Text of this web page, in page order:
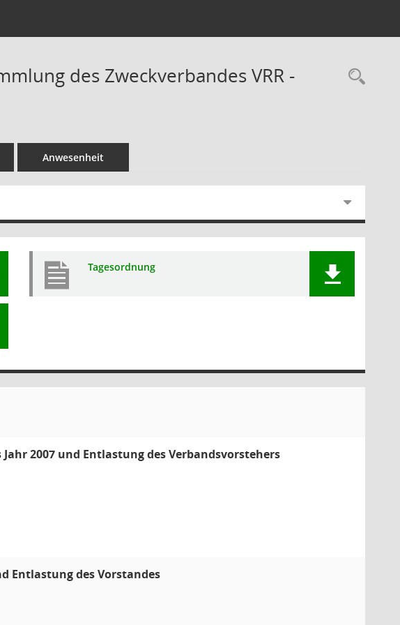
des Zweckverbandes VRR -
Anwesenheit
Tagesordnung
2007 und Entlastung des Verbandsvorstehers
Entlastung des Vorstandes